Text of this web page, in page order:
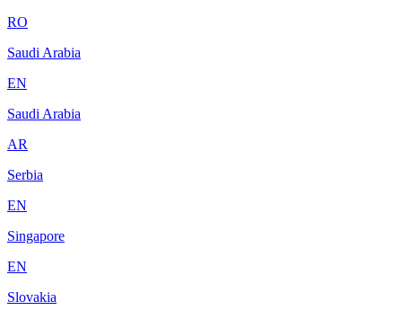
RO
Saudi Arabia
EN
Saudi Arabia
AR
Serbia
EN
Singapore
EN
Slovakia